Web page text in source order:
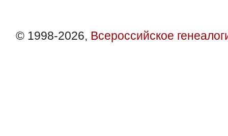
© 1998-2026, Всероссийское